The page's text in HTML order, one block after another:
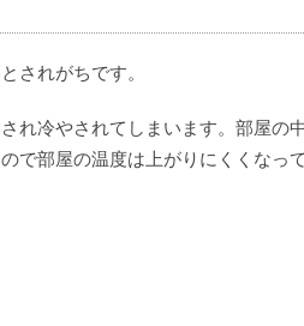
されがちです。
れ冷やされてしまいます。部屋の
で部屋の温度は上がりにくくなっ